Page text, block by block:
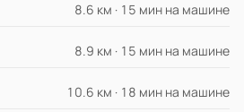
8.6 км · 15 мин на машине
8.9 км · 15 мин на машине
10.6 км · 18 мин на машине